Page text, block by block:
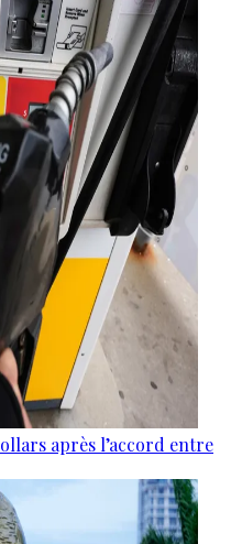
après l’accord entre